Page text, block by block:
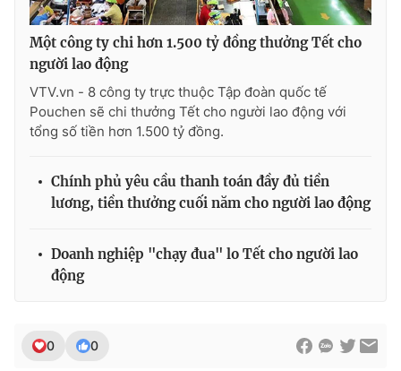
Một công ty chi hơn 1.500 tỷ đồng thưởng Tết cho
người lao động
VTV.vn - 8 công ty trực thuộc Tập đoàn quốc tế
Pouchen sẽ chi thưởng Tết cho người lao động với
tổng số tiền hơn 1.500 tỷ đồng.
Chính phủ yêu cầu thanh toán đầy đủ tiền
lương, tiền thưởng cuối năm cho người lao động
Doanh nghiệp "chạy đua" lo Tết cho người lao
động
0 0